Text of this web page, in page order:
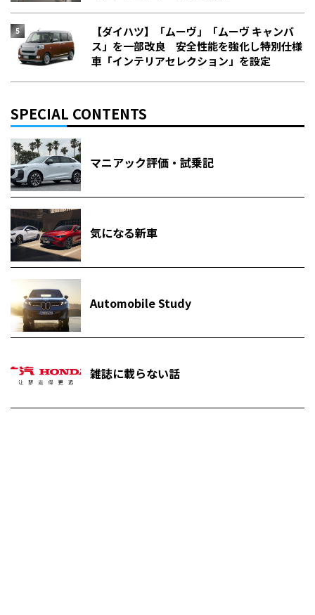
【ダイハツ】「ムーヴ」「ムーヴ キャンバ
ス」を一部改良 安全性能を強化し特別仕様
車「インテリアセレクション」を設定
SPECIAL CONTENTS
マニアック評価・試乗記
気になる新車
Automobile Study
雑誌に載らない話